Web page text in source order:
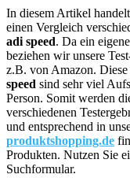
In diesem Artikel
einen Vergleich
adi speed. Da ein
beziehen wir unsere
z.B. von Amazon.
speed sind sehr viel
Person. Somit werden
verschiedenen
und entsprechend in
produktshopping.de
Produkten. Nutzen Sie
Suchformular.